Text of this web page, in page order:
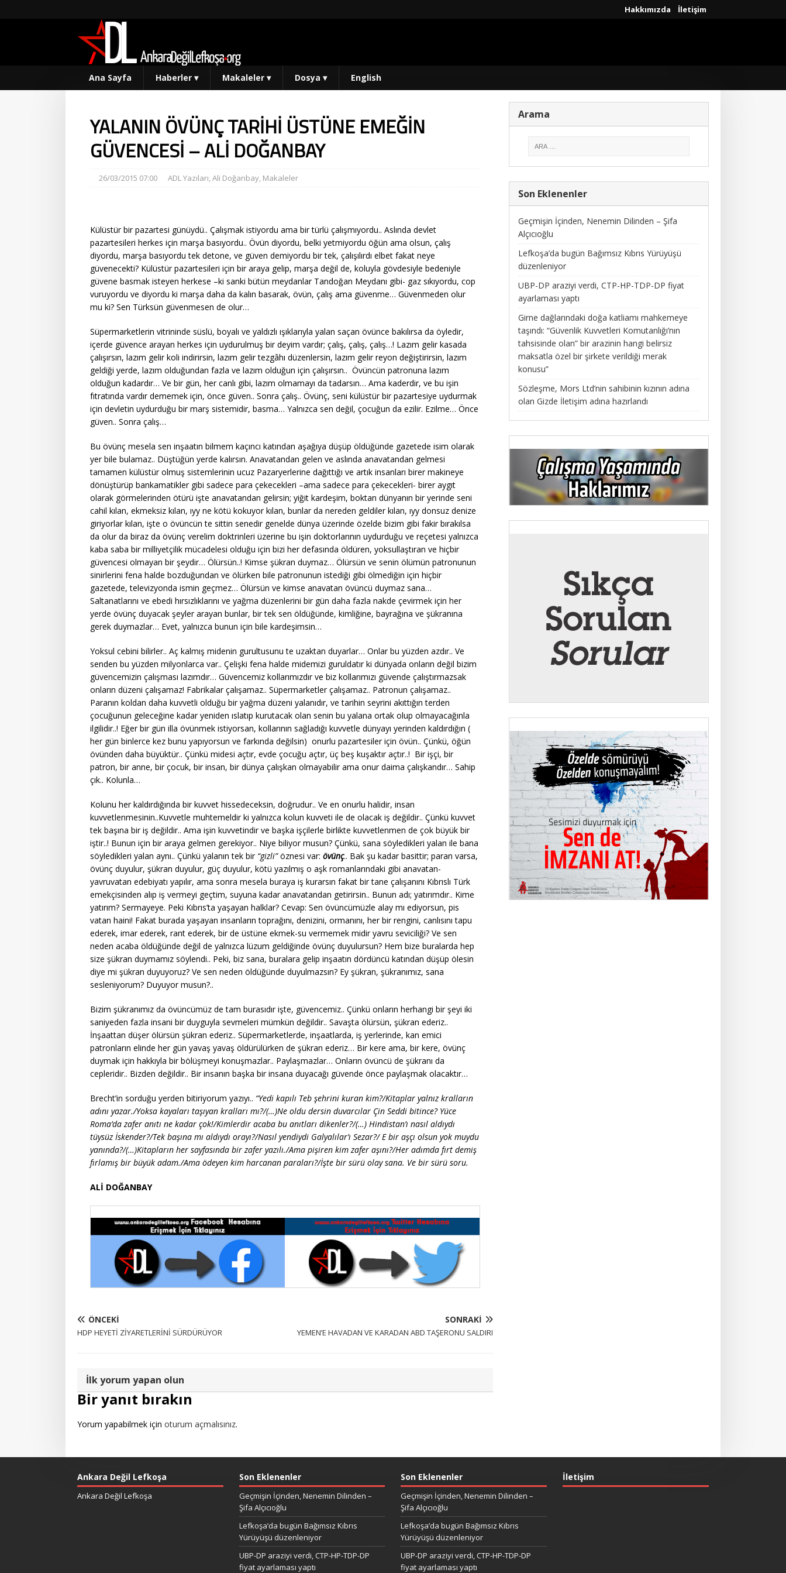
Hakkımızda İletişim
Ana Sayfa Haberler ▾ Makaleler ▾ Dosya ▾ English
YALANIN ÖVÜNÇ TARİHİ ÜSTÜNE EMEĞİN
GÜVENCESİ – ALİ DOĞANBAY
26/03/2015 07:00 ADL Yazıları,Ali Doğanbay, Makaleler
Külüstür bir pazartesi günüydü.. Çalışmak istiyordu ama bir türlü çalışmıyordu.. Aslında devlet
pazartesileri herkes için marşa basıyordu.. Övün diyordu, belki yetmiyordu öğün ama olsun, çalış
diyordu, marşa basıyordu tek detone, ve güven demiyordu bir tek, çalışılırdı elbet fakat neye
güvenecekti? Külüstür pazartesileri için bir araya gelip, marşa değil de, koluyla gövdesiyle bedeniyle
güvene basmak isteyen herkese –ki sanki bütün meydanlar Tandoğan Meydanı gibi- gaz sıkıyordu, cop
vuruyordu ve diyordu ki marşa daha da kalın basarak, övün, çalış ama güvenme… Güvenmeden olur
mu ki? Sen Türksün güvenmesen de olur…
Süpermarketlerin vitrininde süslü, boyalı ve yaldızlı ışıklarıyla yalan saçan övünce bakılırsa da öyledir,
içerde güvence arayan herkes için uydurulmuş bir deyim vardır; çalış, çalış, çalış…! Lazım gelir kasada
çalışırsın, lazım gelir koli indirirsin, lazım gelir tezgâhı düzenlersin, lazım gelir reyon değiştirirsin, lazım
geldiği yerde, lazım olduğundan fazla ve lazım olduğun için çalışırsın.. Övüncün patronuna lazım
olduğun kadardır… Ve bir gün, her canlı gibi, lazım olmamayı da tadarsın… Ama kaderdir, ve bu işin
fıtratında vardır dememek için, önce güven.. Sonra çalış.. Övünç, seni külüstür bir pazartesiye uydurmak
için devletin uydurduğu bir marş sistemidir, basma… Yalnızca sen değil, çocuğun da ezilir. Ezilme… Önce
güven.. Sonra çalış…
Bu övünç mesela sen inşaatın bilmem kaçıncı katından aşağıya düşüp öldüğünde gazetede isim olarak
yer bile bulamaz.. Düştüğün yerde kalırsın. Anavatandan gelen ve aslında anavatandan gelmesi
tamamen külüstür olmuş sistemlerinin ucuz Pazaryerlerine dağıttığı ve artık insanları birer makineye
dönüştürüp bankamatikler gibi sadece para çekecekleri –ama sadece para çekecekleri- birer aygıt
olarak görmelerinden ötürü işte anavatandan gelirsin; yiğit kardeşim, boktan dünyanın bir yerinde seni
cahil kılan, ekmeksiz kılan, ıyy ne kötü kokuyor kılan, bunlar da nereden geldiler kılan, ıyy donsuz denize
giriyorlar kılan, işte o övüncün te sittin senedir genelde dünya üzerinde özelde bizim gibi fakir bırakılsa
da olur da biraz da övünç verelim doktrinleri üzerine bu işin doktorlarının uydurduğu ve reçetesi yalnızca
kaba saba bir milliyetçilik mücadelesi olduğu için bizi her defasında öldüren, yoksullaştıran ve hiçbir
güvencesi olmayan bir şeydir… Ölürsün..! Kimse şükran duymaz… Ölürsün ve senin ölümün patronunun
sinirlerini fena halde bozduğundan ve ölürken bile patronunun istediği gibi ölmediğin için hiçbir
gazetede, televizyonda ismin geçmez… Ölürsün ve kimse anavatan övüncü duymaz sana…
Saltanatlarını ve ebedi hırsızlıklarını ve yağma düzenlerini bir gün daha fazla nakde çevirmek için her
yerde övünç duyacak şeyler arayan bunlar, bir tek sen öldüğünde, kimliğine, bayrağına ve şükranına
gerek duymazlar… Evet, yalnızca bunun için bile kardeşimsin…
Yoksul cebini bilirler.. Aç kalmış midenin gurultusunu te uzaktan duyarlar… Onlar bu yüzden azdır.. Ve
senden bu yüzden milyonlarca var.. Çelişki fena halde midemizi guruldatır ki dünyada onların değil bizim
güvencemizin çalışması lazımdır… Güvencemiz kollarımızdır ve biz kollarımızı güvende çalıştırmazsak
onların düzeni çalışamaz! Fabrikalar çalışamaz.. Süpermarketler çalışamaz.. Patronun çalışamaz..
Paranın koldan daha kuvvetli olduğu bir yağma düzeni yalanıdır, ve tarihin seyrini akıttığın terden
çocuğunun geleceğine kadar yeniden ıslatıp kurutacak olan senin bu yalana ortak olup olmayacağınla
ilgilidir..! Eğer bir gün illa övünmek istiyorsan, kollarının sağladığı kuvvetle dünyayı yerinden kaldırdığın (
her gün binlerce kez bunu yapıyorsun ve farkında değilsin) onurlu pazartesiler için övün.. Çünkü, öğün
övünden daha büyüktür.. Çünkü midesi açtır, evde çocuğu açtır, üç beş kuşaktır açtır..! Bir işçi, bir
patron, bir anne, bir çocuk, bir insan, bir dünya çalışkan olmayabilir ama onur daima çalışkandır… Sahip
çık.. Kolunla…
Kolunu her kaldırdığında bir kuvvet hissedeceksin, doğrudur.. Ve en onurlu halidir, insan
kuvvetlenmesinin..Kuvvetle muhtemeldir ki yalnızca kolun kuvveti ile de olacak iş değildir.. Çünkü kuvvet
tek başına bir iş değildir.. Ama işin kuvvetindir ve başka işçilerle birlikte kuvvetlenmen de çok büyük bir
iştir..! Bunun için bir araya gelmen gerekiyor.. Niye biliyor musun? Çünkü, sana söyledikleri yalan ile bana
söyledikleri yalan aynı.. Çünkü yalanın tek bir “gizli”öznesi var: övünç.. Bak şu kadar basittir; paran varsa,
övünç duyulur, şükran duyulur, güç duyulur, kötü yazılmış o aşk romanlarındaki gibi anavatan-
yavruvatan edebiyatı yapılır, ama sonra mesela buraya iş kurarsın fakat bir tane çalışanını Kıbrıslı Türk
emekçisinden alıp iş vermeyi geçtim, suyuna kadar anavatandan getirirsin.. Bunun adı; yatırımdır.. Kime
yatırım? Sermayeye. Peki Kıbrıs’ta yaşayan halklar? Cevap: Sen övüncümüzle alay mı ediyorsun, pis
vatan haini! Fakat burada yaşayan insanların toprağını, denizini, ormanını, her bir rengini, canlısını tapu
ederek, imar ederek, rant ederek, bir de üstüne ekmek-su vermemek midir yavru seviciliği? Ve sen
neden acaba öldüğünde değil de yalnızca lüzum geldiğinde övünç duyulursun? Hem bize buralarda hep
size şükran duymamız söylendi.. Peki, biz sana, buralara gelip inşaatın dördüncü katından düşüp ölesin
diye mi şükran duyuyoruz? Ve sen neden öldüğünde duyulmazsın? Ey şükran, şükranımız, sana
sesleniyorum? Duyuyor musun?..
Bizim şükranımız da övüncümüz de tam burasıdır işte, güvencemiz.. Çünkü onların herhangi bir şeyi iki
saniyeden fazla insani bir duyguyla sevmeleri mümkün değildir.. Savaşta ölürsün, şükran ederiz..
İnşaattan düşer ölürsün şükran ederiz.. Süpermarketlerde, inşaatlarda, iş yerlerinde, kan emici
patronların elinde her gün yavaş yavaş öldürülürken de şükran ederiz… Bir kere ama, bir kere, övünç
duymak için hakkıyla bir bölüşmeyi konuşmazlar.. Paylaşmazlar… Onların övüncü de şükranı da
cepleridir.. Bizden değildir.. Bir insanın başka bir insana duyacağı güvende önce paylaşmak olacaktır…
Brecht’in sorduğu yerden bitiriyorum yazıyı.. “Yedi kapılı Teb şehrini kuran kim?/Kitaplar yalnız kralların
adını yazar./Yoksa kayaları taşıyan kralları mı?/(…)Ne oldu dersin duvarcılar Çin Seddi bitince? Yüce
Roma’da zafer anıtı ne kadar çok!/Kimlerdir acaba bu anıtları dikenler?/(…) Hindistan’ı nasıl aldıydı
tüysüz İskender?/Tek başına mı aldıydı orayı?/Nasıl yendiydi Galyalılar’ı Sezar?/ E bir aşçı olsun yok muydu
yanında?/(…)Kitapların her sayfasında bir zafer yazılı./Ama pişiren kim zafer aşını?/Her adımda fırt demiş
fırlamış bir büyük adam./Ama ödeyen kim harcanan paraları?/İşte bir sürü olay sana. Ve bir sürü soru.
ALİ DOĞANBAY
ÖNCEKI
HDP HEYETİ ZİYARETLERİNİ SÜRDÜRÜYOR
SONRAKI
YEMEN’E HAVADAN VE KARADAN ABD TAŞERONU SALDIRI
İlk yorum yapan olun
Bir yanıt bırakın
Yorum yapabilmek için oturum açmalısınız.
Arama
Son Eklenenler
Geçmişin İçinden, Nenemin Dilinden – Şifa
Alçıcıoğlu
Lefkoşa’da bugün Bağımsız Kıbrıs Yürüyüşü
düzenleniyor
UBP-DP araziyi verdi, CTP-HP-TDP-DP fiyat
ayarlaması yaptı
Girne dağlarındaki doğa katliamı mahkemeye
taşındı: “Güvenlik Kuvvetleri Komutanlığı’nın
tahsisinde olan” bir arazinin hangi belirsiz
maksatla özel bir şirkete verildiği merak
konusu”
Sözleşme, Mors Ltd’nin sahibinin kızının adına
olan Gizde İletişim adına hazırlandı
Ankara Değil Lefkoşa
Ankara Değil Lefkoşa
Son Eklenenler
Geçmişin İçinden, Nenemin Dilinden –
Şifa Alçıcıoğlu
Lefkoşa’da bugün Bağımsız Kıbrıs
Yürüyüşü düzenleniyor
UBP-DP araziyi verdi, CTP-HP-TDP-DP
fiyat ayarlaması yaptı
Son Eklenenler
Geçmişin İçinden, Nenemin Dilinden –
Şifa Alçıcıoğlu
Lefkoşa’da bugün Bağımsız Kıbrıs
Yürüyüşü düzenleniyor
UBP-DP araziyi verdi, CTP-HP-TDP-DP
fiyat ayarlaması yaptı
İletişim